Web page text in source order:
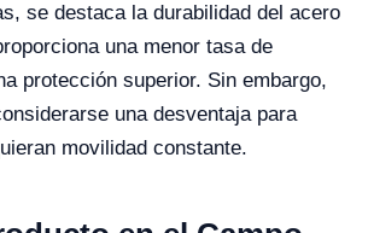
se destaca la durabilidad del acero
una menor tasa de
protección superior. Sin embargo,
una desventaja para
movilidad constante.